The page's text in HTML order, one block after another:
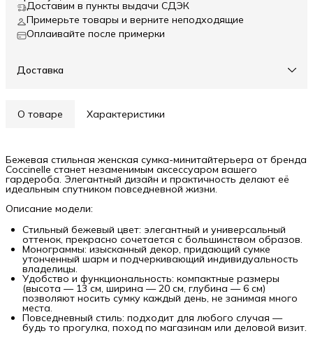
Доставим в пункты выдачи СДЭК
Примерьте товары и верните неподходящие
Оплаивайте после примерки
Доставка
О товаре Характеристики
Бежевая стильная женская сумка-минитайтерьера от бренда
Coccinelle станет незаменимым аксессуаром вашего
гардероба. Элегантный дизайн и практичность делают её
идеальным спутником повседневной жизни.
Описание модели:
Стильный бежевый цвет: элегантный и универсальный
оттенок, прекрасно сочетается с большинством образов.
Монограммы: изысканный декор, придающий сумке
утонченный шарм и подчеркивающий индивидуальность
владелицы.
Удобство и функциональность: компактные размеры
(высота — 13 см, ширина — 20 см, глубина — 6 см)
позволяют носить сумку каждый день, не занимая много
места.
Повседневный стиль: подходит для любого случая —
будь то прогулка, поход по магазинам или деловой визит.